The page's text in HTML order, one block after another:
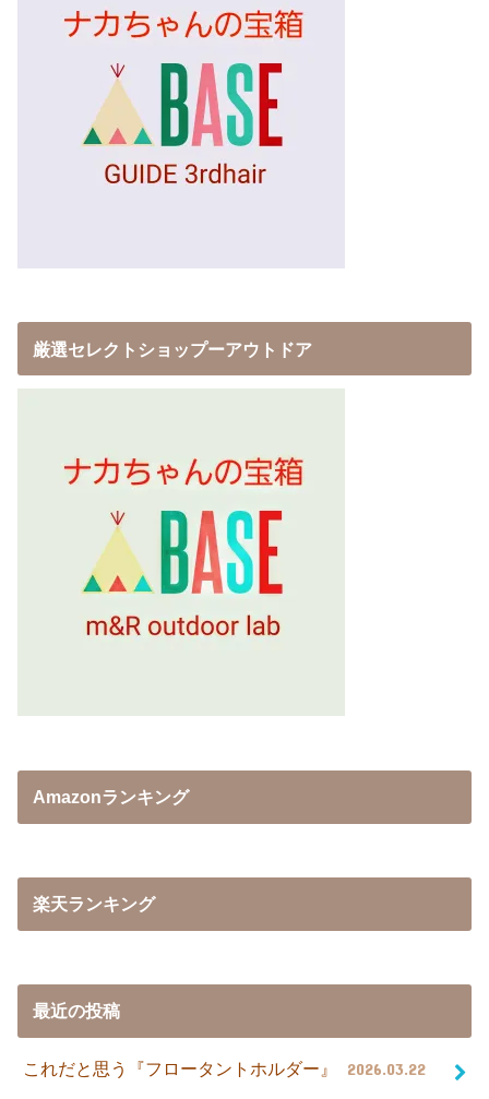
厳選セレクトショップーアウトドア
Amazonランキング
楽天ランキング
最近の投稿
これだと思う『フロータントホルダー』 2026.03.22